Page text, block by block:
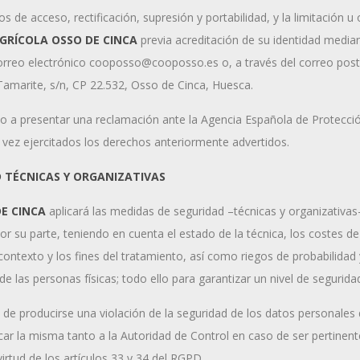
de acceso, rectificación, supresión y portabilidad, y la limitación u
OSSO DE CINCA previa acreditación de su identidad
electrónico cooposso@cooposso.es o, a través del correo
s/n, CP 22.532, Osso de Cinca, Huesca.
a presentar una reclamación ante la Agencia Española de
ejercitados los derechos anteriormente advertidos.
TÉCNICAS Y ORGANIZATIVAS
CINCA aplicará las medidas de seguridad –técnicas y
su parte, teniendo en cuenta el estado de la técnica, los costes
y los fines del tratamiento, así como riegos de probabilidad
las personas físicas; todo ello para garantizar un nivel de
producirse una violación de la seguridad de los datos
la misma tanto a la Autoridad de Control en caso de ser